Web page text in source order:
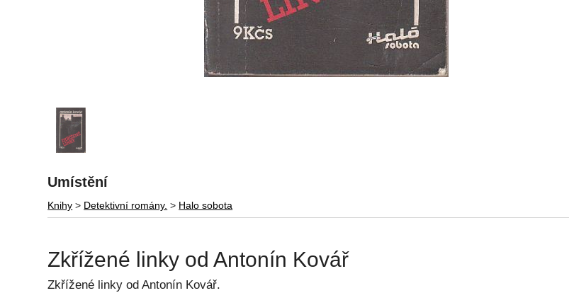
Umístění
Knihy > Detektivní romány. > Halo sobota
Zkřížené linky od Antonín Kovář
Zkřížené linky od Antonín Kovář.